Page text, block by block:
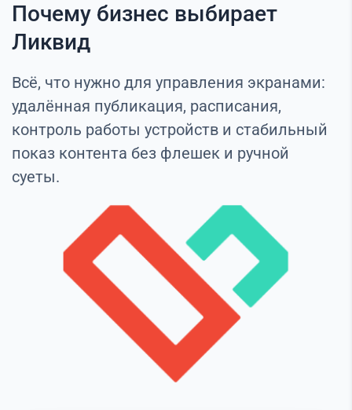
Почему бизнес выбирает
Ликвид
Всё, что нужно для управления экранами:
удалённая публикация, расписания,
контроль работы устройств и стабильный
показ контента без флешек и ручной
суеты.